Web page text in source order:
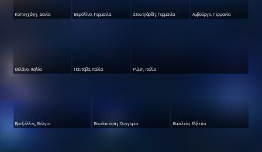
Κοπεγχάγη, Δανία Βερολίνο, Γερμανία Στουτγάρδη, Γερμανία Αμβούργο, Γερμανία
Μιλάνο, Ιταλία Πάντοβα, Ιταλία Ρώμη, Ιταλία
Βρυξέλλες, Βέλγιo Βουδαπέστη, Ουγγαρία Βασιλεία, Ελβετία